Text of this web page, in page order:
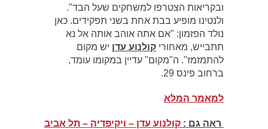
ובקריאות הצטרפו למשחקים שעל הבד".
ולנטינו מופיע בבת אחת בשני תפקידים. כאן
נולד הפזמון: "אם אתה אוהב אותה אל נא
תתבייש, מאחורי קולנוע עדן יש מקום
להתמזמז". ה"מקום" עדיין במקומו עומד,
ברחוב פינס 29.
למאמר המלא
ראה גם : קולנוע עדן – ויקיפדיה – תל אביב